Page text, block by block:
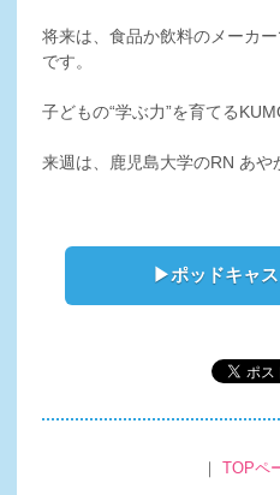
将来は、食品か飲料のメーカ
です。
子どもの“学ぶ力”を育てる
来週は、鹿児島大学のRN あや
▶ポッドキャ
｜ TOPペ